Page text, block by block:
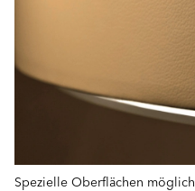
Spezielle Oberflächen